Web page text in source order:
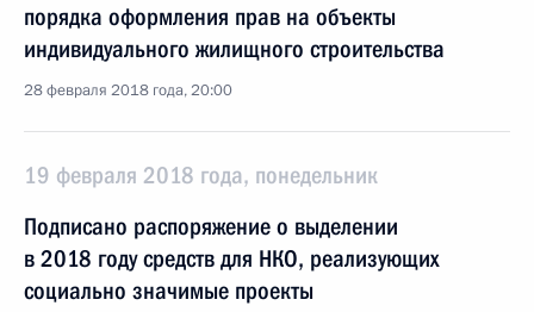
порядка оформления прав на объекты
индивидуального жилищного строительства
28 февраля 2018 года, 20:00
19 февраля 2018 года, понедельник
Подписано распоряжение о выделении
в 2018 году средств для НКО, реализующих
социально значимые проекты